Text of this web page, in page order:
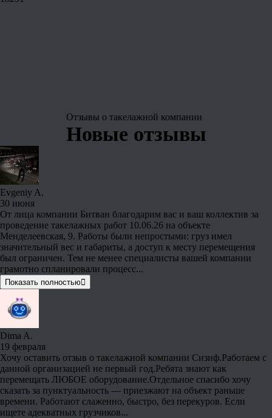
Отзывы о такелажной компании
Новые отзывы
Evgeniy A.
30 июня
От лица компании Битван благодарим вас и ваш коллектив за
проведение такелажных работ 10.06.26 на объекте
Менделеевская, 9. Работы были непростыми: груз имел
значительный вес и габариты, а доступ к месту перемещения
был ограничен. Тем не менее специалисты вашей компании
грамотно спланировали процесс...
Показать полностью
Dima A.
19 февраля
Хочу оставить отзыв о такелажной компании Сизиф.Работаем с
данной организацией не первый год.Ребята знают как
перемещать ЛЮБОЕ оборудование.Отдельное спасибо хочу
сказать за пунктуальность — приезжают на объект раньше
времени. Работают слаженно, быстро, без перекуров. Если
ищете адекватных грузчиков...